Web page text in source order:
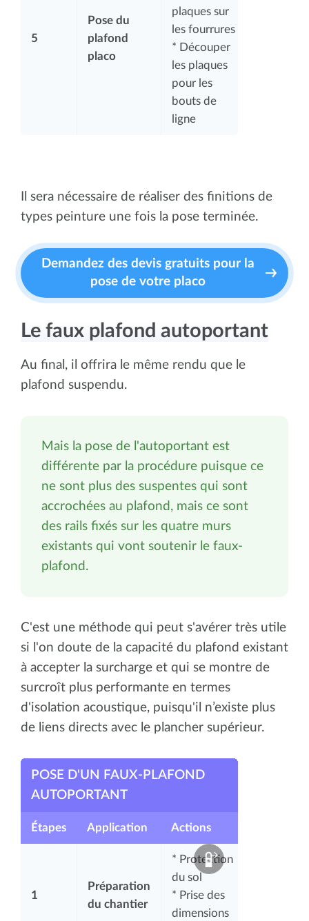
5
Pose du
plafond
placo
plaques sur
les fourrures
* Découper
les plaques
pour les
bouts de
ligne
Il sera nécessaire de réaliser des finitions de
types peinture une fois la pose terminée.
Demandez des devis gratuits pour la
pose de votre placo
Le faux plafond autoportant
Au final, il offrira le même rendu que le
plafond suspendu.
Mais la pose de l'autoportant est
différente par la procédure puisque ce
ne sont plus des suspentes qui sont
accrochées au plafond, mais ce sont
des rails fixés sur les quatre murs
existants qui vont soutenir le faux-
plafond.
C'est une méthode qui peut s'avérer très utile
si l'on doute de la capacité du plafond existant
à accepter la surcharge et qui se montre de
surcroît plus performante en termes
d'isolation acoustique, puisqu'il n’existe plus
de liens directs avec le plancher supérieur.
Étapes Application Actions
POSE D'UN FAUX-PLAFOND
AUTOPORTANT
1
Préparation
du chantier
* Protection
du sol
* Prise des
dimensions